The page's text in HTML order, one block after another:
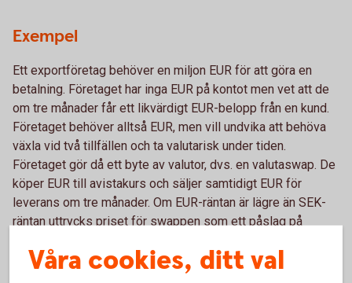
Exempel
Ett exportföretag behöver en miljon EUR för att göra en
betalning. Företaget har inga EUR på kontot men vet att de
om tre månader får ett likvärdigt EUR-belopp från en kund.
Företaget behöver alltså EUR, men vill undvika att behöva
växla vid två tillfällen och ta valutarisk under tiden.
Företaget gör då ett byte av valutor, dvs. en valutaswap. De
köper EUR till avistakurs och säljer samtidigt EUR för
leverans om tre månader. Om EUR-räntan är lägre än SEK-
räntan uttrycks priset för swappen som ett påslag på
på samma sätt men där de säljer valuta idag och köper i
Våra cookies, ditt val